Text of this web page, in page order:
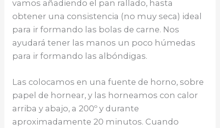
vamos añadiendo el pan rallado, hasta
obtener una consistencia (no muy seca) ideal
para ir formando las bolas de carne. Nos
ayudará tener las manos un poco húmedas
para ir formando las albóndigas.
Las colocamos en una fuente de horno, sobre
papel de hornear, y las horneamos con calor
arriba y abajo, a 200º y durante
aproximadamente 20 minutos. Cuando